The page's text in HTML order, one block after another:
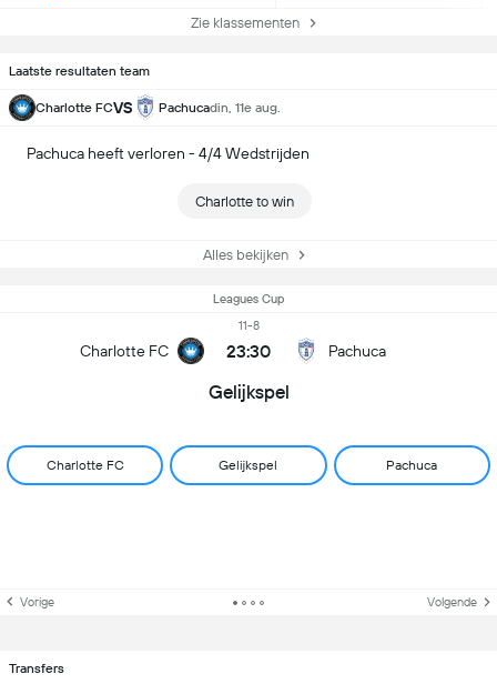
Zie klassementen
Laatste resultaten team
Charlotte FCVS Pachucadin, 11e aug.
Pachuca heeft verloren - 4/4 Wedstrijden
Charlotte to win
Alles bekijken
Leagues Cup
Charlotte FC
11-8
23:30 Pachuca
Gelijkspel
Charlotte FC Gelijkspel Pachuca
Vorige Volgende
Transfers